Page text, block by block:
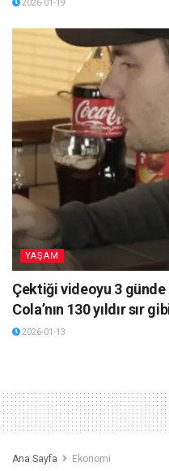
2026-01-19
YAŞAM
Çektiği videoyu 3
Cola’nın 130 yıldır sır
2026-01-13
Ana Sayfa Ekonomi